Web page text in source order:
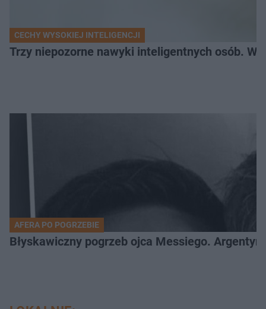
CECHY WYSOKIEJ INTELIGENCJI
Trzy niepozorne nawyki inteligentnych osób.
AFERA PO POGRZEBIE
Błyskawiczny pogrzeb ojca Messiego.